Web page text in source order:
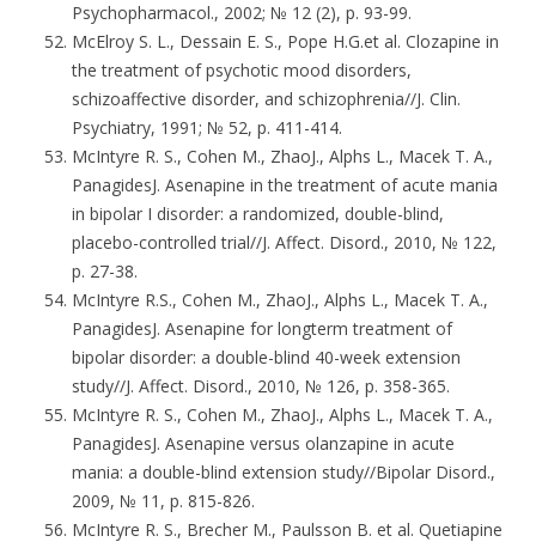
Psychopharmacol., 2002; № 12 (2), p. 93-99.
McElroy S. L., Dessain E. S., Pope H.G.et al. Clozapine in
the treatment of psychotic mood disorders,
schizoaffective disorder, and schizophrenia//J. Clin.
Psychiatry, 1991; № 52, p. 411-414.
McIntyre R. S., Cohen M., ZhaoJ., Alphs L., Macek T. A.,
PanagidesJ. Asenapine in the treatment of acute mania
in bipolar I disorder: a randomized, double-blind,
placebo-controlled trial//J. Affect. Disord., 2010, № 122,
p. 27-38.
McIntyre R.S., Cohen M., ZhaoJ., Alphs L., Macek T. A.,
PanagidesJ. Asenapine for longterm treatment of
bipolar disorder: a double-blind 40-week extension
study//J. Affect. Disord., 2010, № 126, p. 358-365.
McIntyre R. S., Cohen M., ZhaoJ., Alphs L., Macek T. A.,
PanagidesJ. Asenapine versus olanzapine in acute
mania: a double-blind extension study//Bipolar Disord.,
2009, № 11, p. 815-826.
McIntyre R. S., Brecher M., Paulsson B. et al. Quetiapine